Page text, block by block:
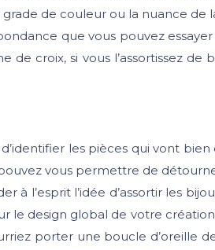
grade de couleur ou la nuance
que vous pouvez
croix, si vous l’assortissez de
les pièces qui vont
vous permettre de
l’esprit l’idée d’assortir les
le design global de votre
porter une boucle d’oreille